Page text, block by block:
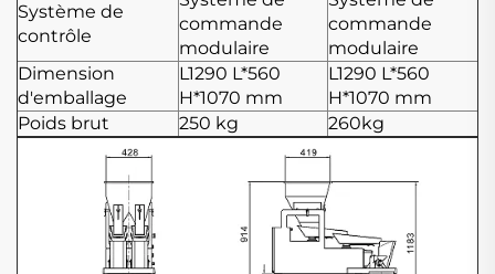
Système de
contrôle
commande
modulaire
commande
modulaire
Dimension
d'emballage
L1290 L*560
H*1070 mm
L1290 L*560
H*1070 mm
Poids brut
250 kg 260kg